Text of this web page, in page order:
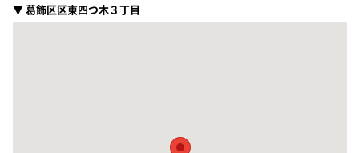
▼ 葛飾区区東四つ木３丁目